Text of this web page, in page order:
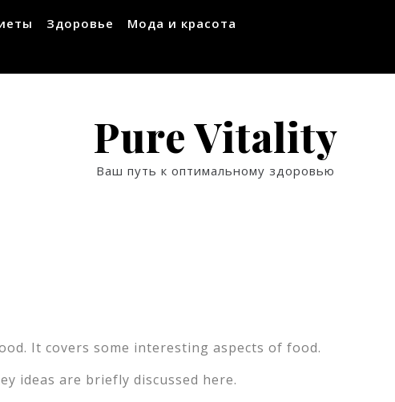
Здоровье
Мода и красота
Pure Vitality
Ваш путь к оптимальному здоровью
It covers some interesting aspects of food.
ideas are briefly discussed here.